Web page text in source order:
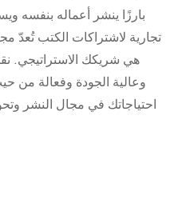
بارزًا ينشر أعماله بنفسه
تجارية لاشتراكات الكتب تُعدّ
وعالية الجودة وفعالة من
احتياجاتك في مجال النشر